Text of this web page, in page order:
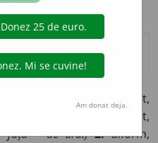
desfigurat, pocit, slut,
urîțit, (
it,
față ~ de ură.) 2.diform,
Am donat deja.